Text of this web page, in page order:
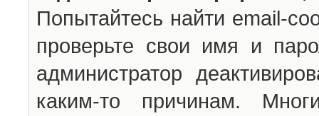
Попытайтесь найти email-
проверьте свои имя и
администратор
каким-то причинам.